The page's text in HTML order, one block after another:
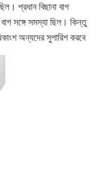
প্রধান বিছানা বাগ
বাগ সঙ্গে সমস্যা ছিল। কিন্তু
অন্যদের সুপারিশ করবে